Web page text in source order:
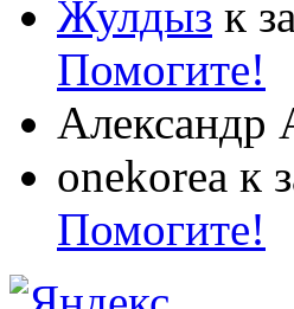
Жулдыз к
Помогите!
Александр
onekorea к
Помогите!